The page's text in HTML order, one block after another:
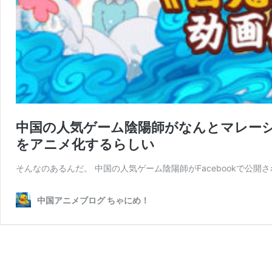
中国の人気ゲーム陰陽師がなんとマレー
をアニメ化するらしい
そんなのあるんだ。 中国の人気ゲーム陰陽師がFacebookで公開
中国アニメブログ ちゃにめ！